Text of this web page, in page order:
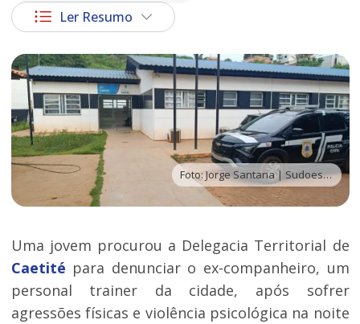
Ler Resumo
Foto: Jorge Santana | Sudoeste Bahia
Uma jovem procurou a Delegacia Territorial de
Caetité para denunciar o ex-companheiro, um
personal trainer da cidade, após sofrer
agressões físicas e violência psicológica na noite